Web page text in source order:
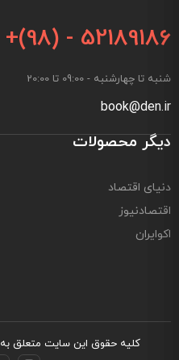
+(98) - 52189186
شنبه تا چهارشنبه - 09:00 تا 20:00
book@den.ir
دیگر محصولات
دنیای اقتصاد
اقتصادنیوز
اکوایران
کلیه حقوق این سایت متعلق به